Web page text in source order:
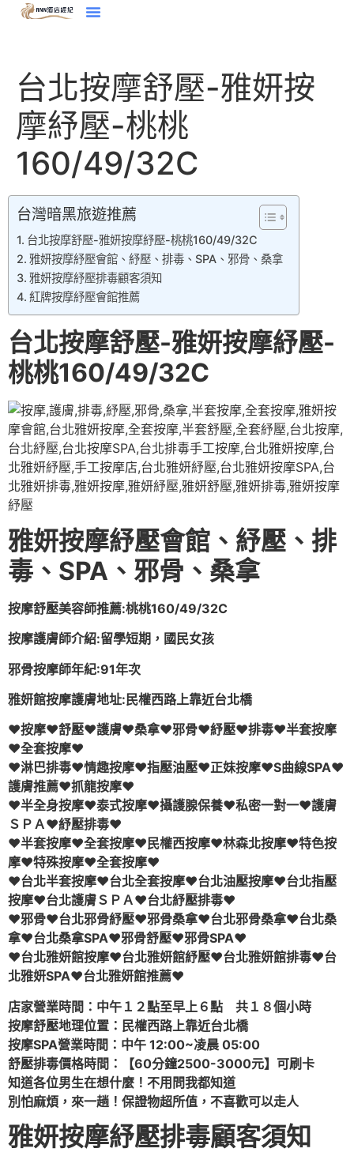
台北按摩舒壓-雅妍按
摩紓壓-桃桃
160/49/32C
台灣暗黑旅遊推薦
台北按摩舒壓-雅妍按摩紓壓-桃桃160/49/32C
雅妍按摩紓壓會館、紓壓、排毒、SPA、邪骨、桑拿
雅妍按摩紓壓排毒顧客須知
紅牌按摩紓壓會館推薦
台北按摩舒壓-雅妍按摩紓壓-
桃桃160/49/32C
雅妍按摩紓壓會館、紓壓、排
毒、SPA、邪骨、桑拿
按摩舒壓美容師推薦:桃桃160/49/32C
按摩護膚師介紹:留學短期，國民女孩
邪骨按摩師年紀:91年次
雅妍館按摩護膚地址:民權西路上靠近台北橋
♥按摩♥舒壓♥護膚♥桑拿♥邪骨♥紓壓♥排毒♥半套按摩
♥全套按摩♥
♥淋巴排毒♥情趣按摩♥指壓油壓♥正妹按摩♥S曲線SPA♥
護膚推薦♥抓龍按摩♥
♥半全身按摩♥泰式按摩♥攝護腺保養♥私密一對一♥護膚
ＳＰＡ♥紓壓排毒♥
♥半套按摩♥全套按摩♥民權西按摩♥林森北按摩♥特色按
摩♥特殊按摩♥全套按摩♥
♥台北半套按摩♥台北全套按摩♥台北油壓按摩♥台北指壓
按摩♥台北護膚ＳＰＡ♥台北紓壓排毒♥
♥邪骨♥台北邪骨紓壓♥邪骨桑拿♥台北邪骨桑拿♥台北桑
拿♥台北桑拿SPA♥邪骨舒壓♥邪骨SPA♥
♥台北雅妍館按摩♥台北雅妍館紓壓♥台北雅妍館排毒♥台
北雅妍SPA♥台北雅妍館推薦♥
店家營業時間：中午１２點至早上６點 共１８個小時
按摩舒壓地理位置：民權西路上靠近台北橋
按摩SPA營業時間：中午 12:00~凌晨 05:00
舒壓排毒價格時間：【60分鐘2500-3000元】可刷卡
知道各位男生在想什麼！不用問我都知道
別怕麻煩，來一趟！保證物超所值，不喜歡可以走人
雅妍按摩紓壓排毒顧客須知